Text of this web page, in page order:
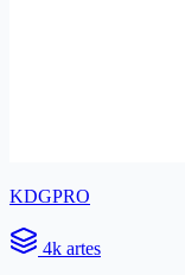
KDGPRO
4k artes